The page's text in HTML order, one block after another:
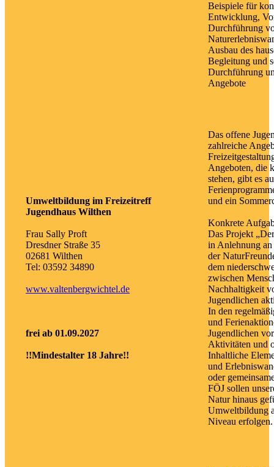
Beispiele für
Entwicklung,
Durchführung
Ausbau des
Begleitung und
Durchführung
Angebote
Umweltbildung im Freizeitreff
Jugendhaus Wilthen
Frau Sally Proft
Dresdner Straße 35
02681 Wilthen
Tel: 03592 34890
www.valtenbergwichtel.de
frei ab 01.09.2027
!!Mindestalter 18 Jahre!!
Das offene
zahlreiche
Angeboten, die
stehen, gibt es
und ein
Konkrete
Das Projekt
in Anlehnung
der
dem
zwischen
Nachhaltigkeit
Jugendlichen
In den
und
Jugendlichen
Aktivitäten und
Inhaltliche
und
oder
FÖJ sollen
Natur hinaus
Umweltbildung
Niveau erfolgen.